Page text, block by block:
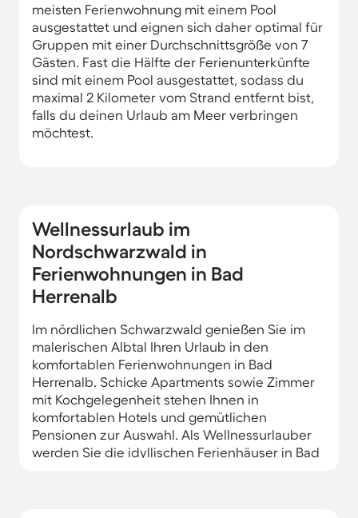
meisten Ferienwohnung mit einem Pool
ausgestattet und eignen sich daher optimal für
Gruppen mit einer Durchschnittsgröße von 7
Gästen. Fast die Hälfte der Ferienunterkünfte
sind mit einem Pool ausgestattet, sodass du
maximal 2 Kilometer vom Strand entfernt bist,
falls du deinen Urlaub am Meer verbringen
möchtest.
Wellnessurlaub im
Nordschwarzwald in
Ferienwohnungen in Bad
Herrenalb
Im nördlichen Schwarzwald genießen Sie im
malerischen Albtal Ihren Urlaub in den
komfortablen Ferienwohnungen in Bad
Herrenalb. Schicke Apartments sowie Zimmer
mit Kochgelegenheit stehen Ihnen in
komfortablen Hotels und gemütlichen
Pensionen zur Auswahl. Als Wellnessurlauber
werden Sie die idyllischen Ferienhäuser in Bad